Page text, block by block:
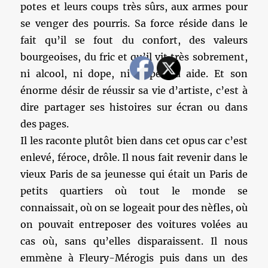
potes et leurs coups très sûrs, aux armes pour
se venger des pourris. Sa force réside dans le
fait qu’il se fout du confort, des valeurs
bourgeoises, du fric et qu’il vit très sobrement,
ni alcool, ni dope, ni clope. Ça aide. Et son
énorme désir de réussir sa vie d’artiste, c’est à
dire partager ses histoires sur écran ou dans
des pages.
Il les raconte plutôt bien dans cet opus car c’est
enlevé, féroce, drôle. Il nous fait revenir dans le
vieux Paris de sa jeunesse qui était un Paris de
petits quartiers où tout le monde se
connaissait, où on se logeait pour des nèfles, où
on pouvait entreposer des voitures volées au
cas où, sans qu’elles disparaissent. Il nous
emmène à Fleury-Mérogis puis dans un des